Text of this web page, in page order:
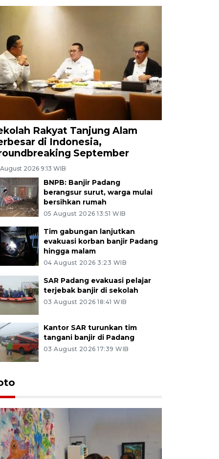
Rakyat Tanjung Alam
di Indonesia,
September
2026 9:13 WIB
BNPB: Banjir Padang
berangsur surut, warga mulai
bersihkan rumah
05 August 2026 13:51 WIB
Tim gabungan lanjutkan
evakuasi korban banjir Padang
hingga malam
04 August 2026 3:23 WIB
SAR Padang evakuasi pelajar
terjebak banjir di sekolah
03 August 2026 18:41 WIB
Kantor SAR turunkan tim
tangani banjir di Padang
03 August 2026 17:39 WIB